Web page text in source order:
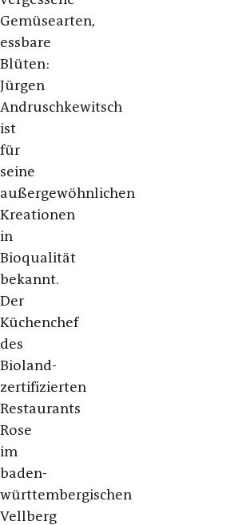
Gemüsearten,
essbare
Blüten:
Jürgen
Andruschkewitsch
ist
für
seine
außergewöhnlichen
Kreationen
in
Bioqualität
bekannt.
Der
Küchenchef
des
Bioland-
zertifizierten
Restaurants
Rose
im
baden-
württembergischen
Vellberg